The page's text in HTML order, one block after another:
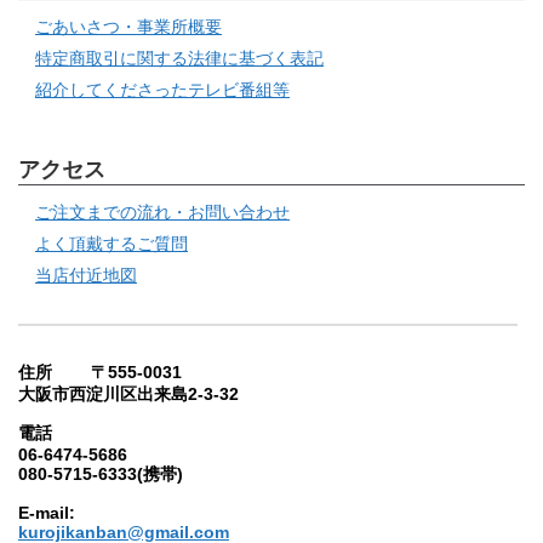
ごあいさつ・事業所概要
特定商取引に関する法律に基づく表記
紹介してくださったテレビ番組等
アクセス
ご注文までの流れ・お問い合わせ
よく頂戴するご質問
当店付近地図
住所 〒555-0031
大阪市西淀川区出来島2-3-32
電話
06-6474-5686
080-5715-6333(携帯)
E-mail:
kurojikanban@gmail.com